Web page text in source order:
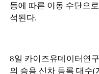
동에 따른 이동 수단으
석된다.
8일 카이즈유데이터연
의 승용 신차 등록 대수